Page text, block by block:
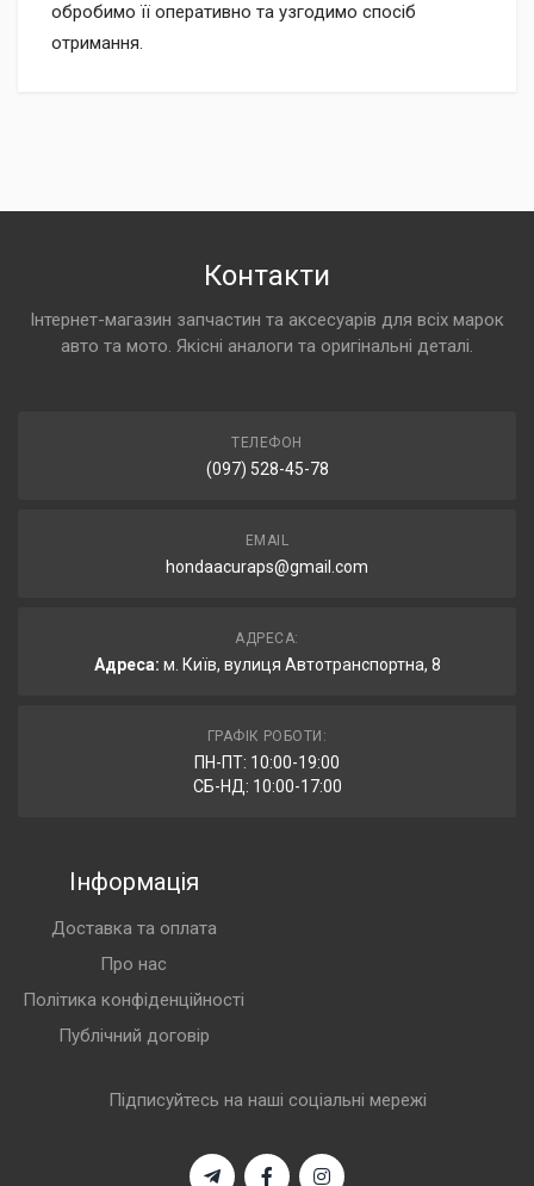
обробимо її оперативно та узгодимо спосіб
отримання.
Контакти
Інтернет-магазин запчастин та аксесуарів для всіх марок
авто та мото. Якісні аналоги та оригінальні деталі.
ТЕЛЕФОН
(097) 528-45-78
EMAIL
hondaacuraps@gmail.com
АДРЕСА:
Адреса: м. Київ, вулиця Автотранспортна, 8
ГРАФІК РОБОТИ:
ПН-ПТ: 10:00-19:00
СБ-НД: 10:00-17:00
Інформація
Доставка та оплата
Про нас
Політика конфіденційності
Публічний договір
Підписуйтесь на наші соціальні мережі